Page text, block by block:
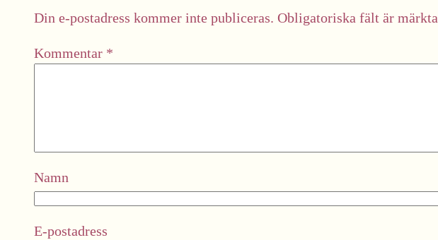
Din e-postadress kommer inte publiceras. Obligatoriska fält är märkta
Kommentar *
Namn
E-postadress